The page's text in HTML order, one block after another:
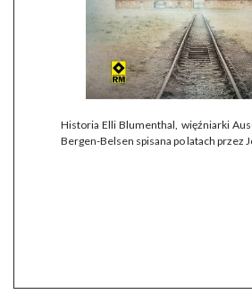
Historia Elli Blumenthal, więźniarki
Bergen-Belsen spisana po latach przez